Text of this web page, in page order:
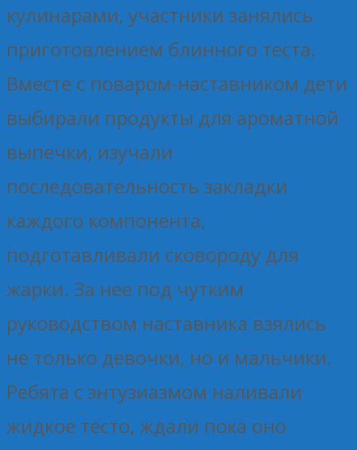
кулинарами, участники занялись
приготовлением блинного теста.
Вместе с поваром-наставником дети
выбирали продукты для ароматной
выпечки, изучали
последовательность закладки
каждого компонента,
подготавливали сковороду для
жарки. За нее под чутким
руководством наставника взялись
не только девочки, но и мальчики.
Ребята с энтузиазмом наливали
жидкое тесто, ждали пока оно